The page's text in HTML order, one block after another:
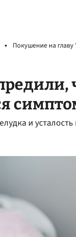
Покушение на
и